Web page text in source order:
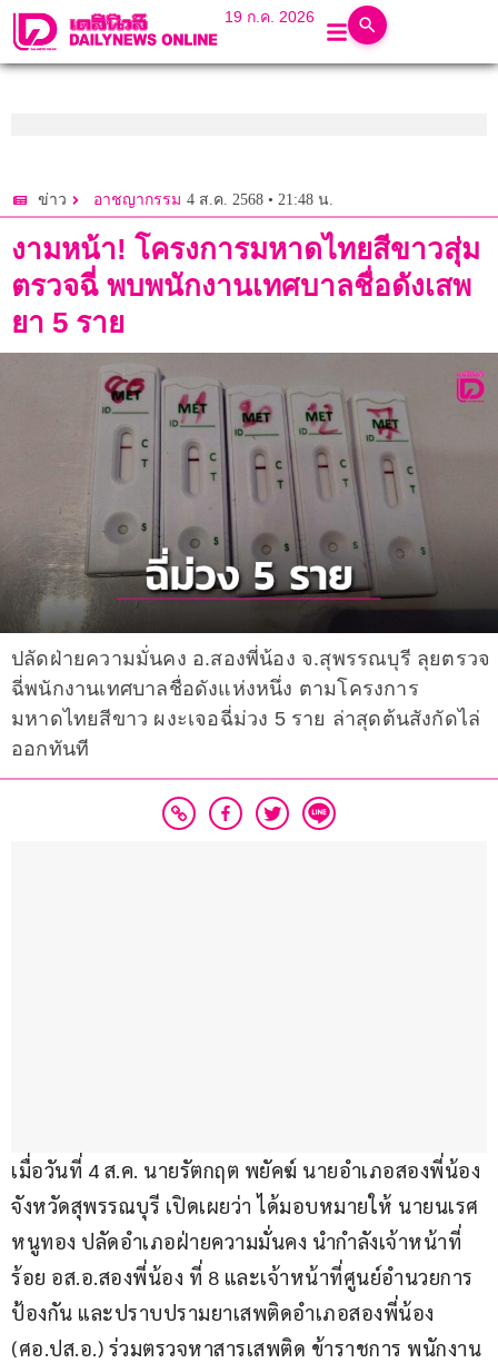
19 ก.ค. 2026
ข่าว อาชญากรรม 4 ส.ค. 2568 • 21:48 น.
งามหน้า! โครงการมหาดไทยสีขาวสุ่ม
ตรวจฉี่ พบพนักงานเทศบาลชื่อดังเสพ
ยา 5 ราย
ปลัดฝ่ายความมั่นคง อ.สองพี่น้อง จ.สุพรรณบุรี ลุยตรวจ
ฉี่พนักงานเทศบาลชื่อดังแห่งหนึ่ง ตามโครงการ
มหาดไทยสีขาว ผงะเจอฉี่ม่วง 5 ราย ล่าสุดต้นสังกัดไล่
ออกทันที
เมื่อวันที่ 4 ส.ค. นายรัตกฤต พยัคฆ์ นายอำเภอสองพี่น้อง
จังหวัดสุพรรณบุรี เปิดเผยว่า ได้มอบหมายให้ นายนเรศ
หนูทอง ปลัดอำเภอฝ่ายความมั่นคง นำกำลังเจ้าหน้าที่
ร้อย อส.อ.สองพี่น้อง ที่ 8 และเจ้าหน้าที่ศูนย์อำนวยการ
ป้องกัน และปราบปรามยาเสพติดอำเภอสองพี่น้อง
(ศอ.ปส.อ.) ร่วมตรวจหาสารเสพติด ข้าราชการ พนักงาน